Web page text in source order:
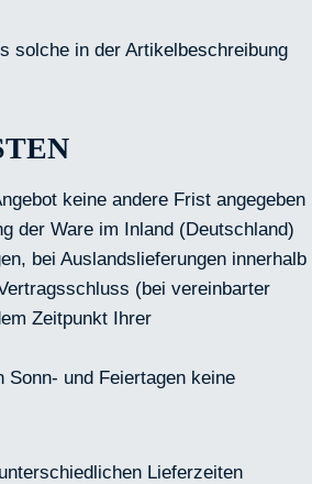
solche in der Artikelbeschreibung
keine andere Frist angegeben
der Ware im Inland (Deutschland)
bei Auslandslieferungen innerhalb
(bei vereinbarter
Zeitpunkt Ihrer
Sonn- und Feiertagen keine
Lieferzeiten